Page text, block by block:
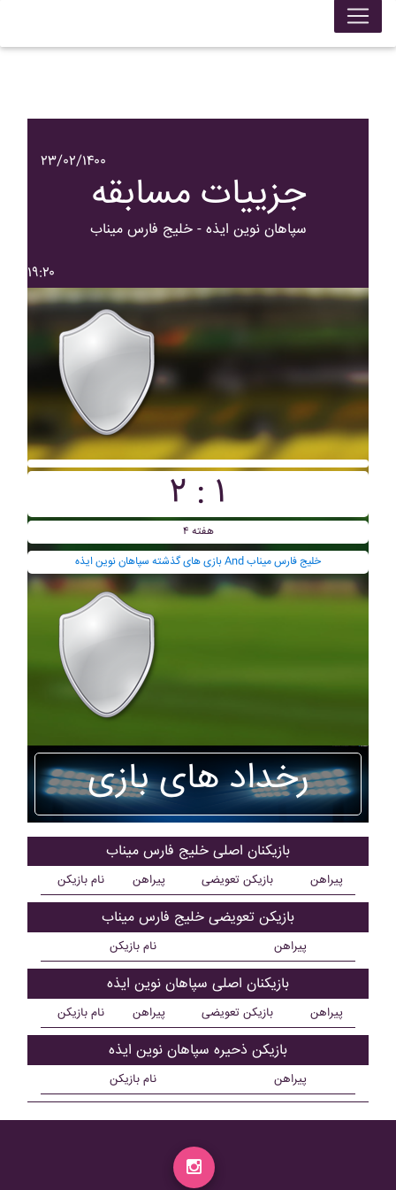
۲۳/۰۲/۱۴۰۰
جزییات مسابقه
سپاهان نوين ايذه - خليج فارس ميناب
۱۹:۲۰
۲ : ۱
هفته ۴
بازی های گذشته سپاهان نوين ايذه And خليج فارس ميناب
رخداد های بازی
بازیکنان اصلی خليج فارس ميناب
نام بازیکن پیراهن بازیکن تعویضی پیراهن
بازیکن تعویضی خليج فارس ميناب
نام بازیکن پیراهن
بازیکنان اصلی سپاهان نوين ايذه
نام بازیکن پیراهن بازیکن تعویضی پیراهن
بازیکن ذحیره سپاهان نوين ايذه
نام بازیکن پیراهن